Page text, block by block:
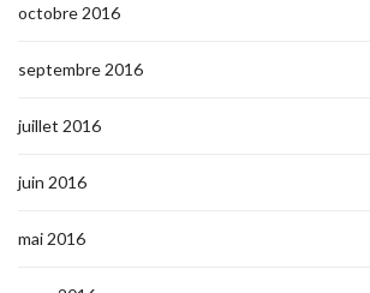
octobre 2016
septembre 2016
juillet 2016
juin 2016
mai 2016